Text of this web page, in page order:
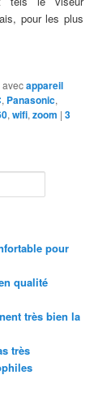
pour les plus
avecappareil
, Panasonic,
,wifi,zoom |3
pour
qualité
très bien la
très